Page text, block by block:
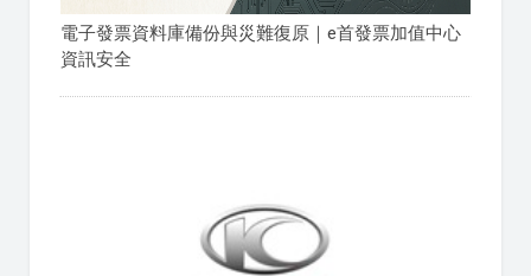
電子發票資料庫備份與災難復原｜e首發票加值中心
資訊安全